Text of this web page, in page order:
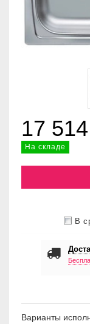
17 514
На складе
В
Варианты